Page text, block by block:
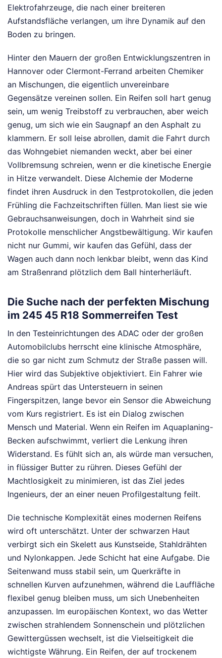
Elektrofahrzeuge, die nach einer breiteren
Aufstandsfläche verlangen, um ihre Dynamik auf den
Boden zu bringen.
Hinter den Mauern der großen Entwicklungszentren in
Hannover oder Clermont-Ferrand arbeiten Chemiker
an Mischungen, die eigentlich unvereinbare
Gegensätze vereinen sollen. Ein Reifen soll hart genug
sein, um wenig Treibstoff zu verbrauchen, aber weich
genug, um sich wie ein Saugnapf an den Asphalt zu
klammern. Er soll leise abrollen, damit die Fahrt durch
das Wohngebiet niemanden weckt, aber bei einer
Vollbremsung schreien, wenn er die kinetische Energie
in Hitze verwandelt. Diese Alchemie der Moderne
findet ihren Ausdruck in den Testprotokollen, die jeden
Frühling die Fachzeitschriften füllen. Man liest sie wie
Gebrauchsanweisungen, doch in Wahrheit sind sie
Protokolle menschlicher Angstbewältigung. Wir kaufen
nicht nur Gummi, wir kaufen das Gefühl, dass der
Wagen auch dann noch lenkbar bleibt, wenn das Kind
am Straßenrand plötzlich dem Ball hinterherläuft.
Die Suche nach der perfekten Mischung
im 245 45 R18 Sommerreifen Test
In den Testeinrichtungen des ADAC oder der großen
Automobilclubs herrscht eine klinische Atmosphäre,
die so gar nicht zum Schmutz der Straße passen will.
Hier wird das Subjektive objektiviert. Ein Fahrer wie
Andreas spürt das Untersteuern in seinen
Fingerspitzen, lange bevor ein Sensor die Abweichung
vom Kurs registriert. Es ist ein Dialog zwischen
Mensch und Material. Wenn ein Reifen im Aquaplaning-
Becken aufschwimmt, verliert die Lenkung ihren
Widerstand. Es fühlt sich an, als würde man versuchen,
in flüssiger Butter zu rühren. Dieses Gefühl der
Machtlosigkeit zu minimieren, ist das Ziel jedes
Ingenieurs, der an einer neuen Profilgestaltung feilt.
Die technische Komplexität eines modernen Reifens
wird oft unterschätzt. Unter der schwarzen Haut
verbirgt sich ein Skelett aus Kunstseide, Stahldrähten
und Nylonkappen. Jede Schicht hat eine Aufgabe. Die
Seitenwand muss stabil sein, um Querkräfte in
schnellen Kurven aufzunehmen, während die Lauffläche
flexibel genug bleiben muss, um sich Unebenheiten
anzupassen. Im europäischen Kontext, wo das Wetter
zwischen strahlendem Sonnenschein und plötzlichen
Gewittergüssen wechselt, ist die Vielseitigkeit die
wichtigste Währung. Ein Reifen, der auf trockenem